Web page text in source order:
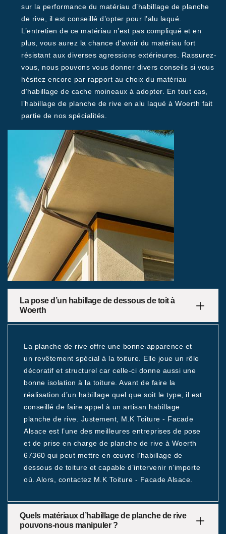
sur la performance du matériau d’habillage de planche
de rive, il est conseillé d’opter pour l’alu laqué.
L’entretien de ce matériau n’est pas compliqué et en
plus, vous aurez la chance d’avoir du matériau fort
résistant aux diverses agressions extérieures. Rassurez-
vous, nous pouvons vous donner divers conseils si vous
hésitez encore par rapport au choix du matériau
d’habillage de cache moineaux à adopter. En tout cas,
l’habillage de planche de rive en alu laqué à Woerth fait
partie de nos spécialités.
La pose d’un habillage de dessous de toit à
Woerth
La planche de rive offre une bonne apparence et
un revêtement spécial à la toiture. Elle joue un rôle
décoratif et structurel car celle-ci donne aussi une
bonne isolation à la toiture. Avant de faire la
réalisation d’un habillage quel que soit le type, il est
conseillé de faire appel à un artisan habillage
planche de rive. Justement, M.K Toiture - Facade
Alsace est l’une des meilleures entreprises de pose
et de prise en charge de planche de rive à Woerth
67360 qui peut mettre en œuvre l’habillage de
dessous de toiture et capable d’intervenir n’importe
où. Alors, contactez M.K Toiture - Facade Alsace.
Quels matériaux d’habillage de planche de rive
pouvons-nous manipuler ?